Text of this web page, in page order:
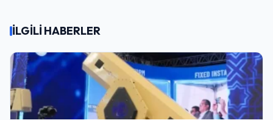
İLGİLİ HABERLER